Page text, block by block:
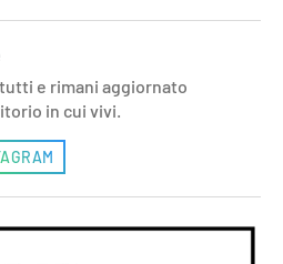
e rimani aggiornato
in cui vivi.